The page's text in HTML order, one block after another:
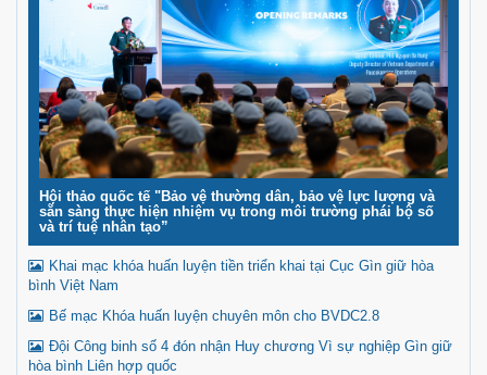
Hội thảo quốc tế "Bảo vệ thường dân, bảo vệ lực lượng và
sẵn sàng thực hiện nhiệm vụ trong môi trường phái bộ số
và trí tuệ nhân tạo”
Khai mạc khóa huấn luyện tiền triển khai tại Cục Gìn giữ hòa
bình Việt Nam
Bế mạc Khóa huấn luyện chuyên môn cho BVDC2.8
Đội Công binh số 4 đón nhận Huy chương Vì sự nghiệp Gìn giữ
hòa bình Liên hợp quốc